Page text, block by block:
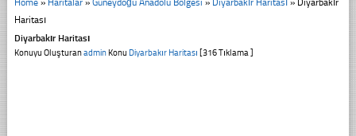
Home» Haritalar» Güneydoğu Anadolu Bölgesi » Diyarbakır Haritası» Diyarbakır
Haritası
Diyarbakır Haritası
Konuyu OluşturanadminKonu Diyarbakır Haritası [316 Tıklama ]